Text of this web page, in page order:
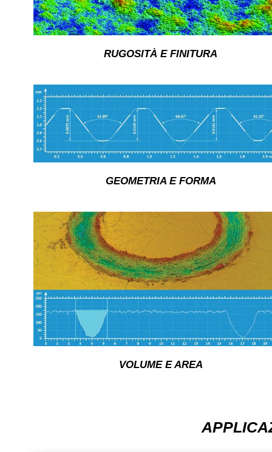
RUGOSITÀ E FINITURA
GEOMETRIA E FORMA
VOLUME E AREA